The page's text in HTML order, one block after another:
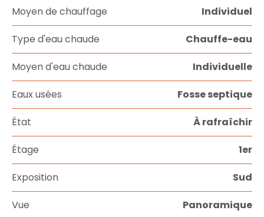
Moyen de chauffage Individuel
Type d'eau chaude Chauffe-eau
Moyen d'eau chaude Individuelle
Eaux usées Fosse septique
État À rafraîchir
Étage 1er
Exposition Sud
Vue Panoramique